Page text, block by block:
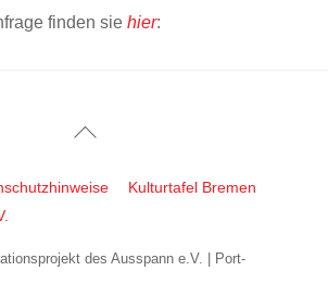
finden sie hier:
Back
Top
Kulturtafel Bremen
des Ausspann e.V. | Port-